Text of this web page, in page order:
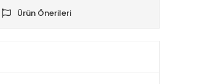
Ürün Önerileri